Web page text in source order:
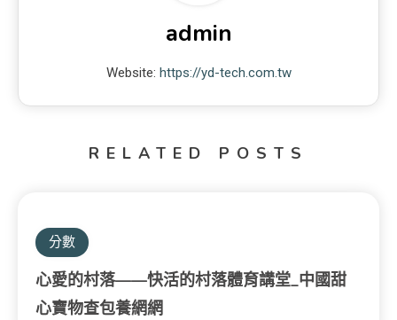
admin
Website: https://yd-tech.com.tw
RELATED POSTS
分數
心愛的村落——快活的村落體育講堂_中國甜
心寶物查包養網網